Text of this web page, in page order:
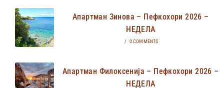
Апартман Зинова – Пефкохори 2026 –
НЕДЕЛА
/ 0 COMMENTS
Апартман Филоксенија – Пефкохори 2026 –
НЕДЕЛА